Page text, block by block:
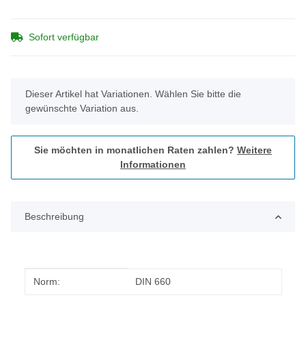
Sofort verfügbar
x
Dieser Artikel hat Variationen. Wählen Sie bitte die
gewünschte Variation aus.
Sie möchten in monatlichen Raten zahlen? Weitere
Informationen
Beschreibung
Produkteigenschaft
Wert
Norm: DIN 660